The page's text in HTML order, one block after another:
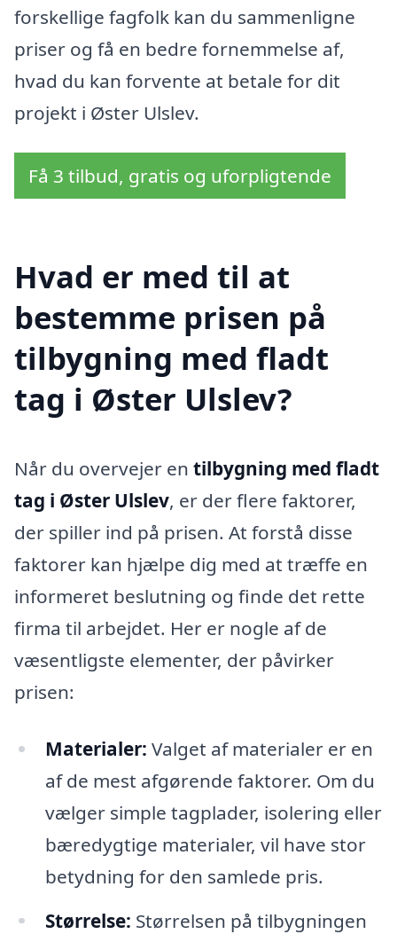
forskellige fagfolk kan du sammenligne
priser og få en bedre fornemmelse af,
hvad du kan forvente at betale for dit
projekt i Øster Ulslev.
Få 3 tilbud, gratis og uforpligtende
Hvad er med til at
bestemme prisen på
tilbygning med fladt
tag i Øster Ulslev?
Når du overvejer en tilbygning med fladt
tag i Øster Ulslev, er der flere faktorer,
der spiller ind på prisen. At forstå disse
faktorer kan hjælpe dig med at træffe en
informeret beslutning og finde det rette
firma til arbejdet. Her er nogle af de
væsentligste elementer, der påvirker
prisen:
Materialer: Valget af materialer er en
af de mest afgørende faktorer. Om du
vælger simple tagplader, isolering eller
bæredygtige materialer, vil have stor
betydning for den samlede pris.
Størrelse: Størrelsen på tilbygningen